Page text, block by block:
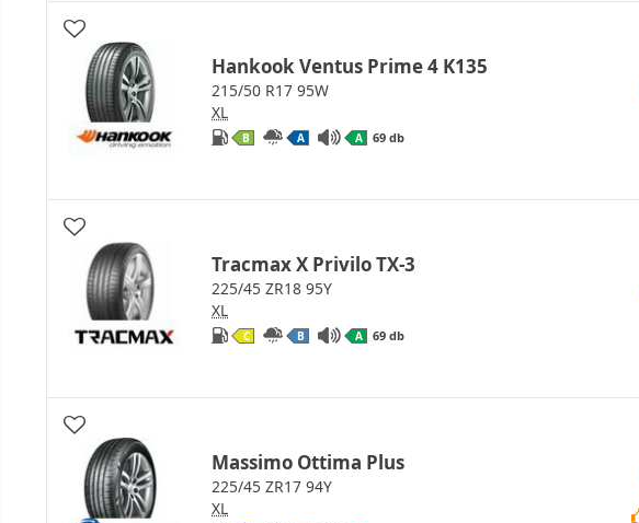
Hankook Ventus Prime 4 K135
215/50 R17 95W
XL
B A A 69 db
Tracmax X Privilo TX-3
225/45 ZR18 95Y
XL
C B A 69 db
Massimo Ottima Plus
225/45 ZR17 94Y
XL